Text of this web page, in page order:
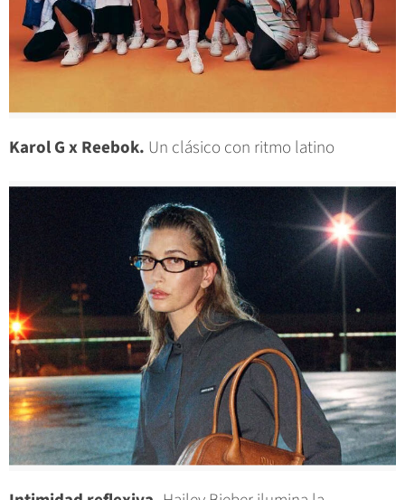
Karol G x Reebok. Un clásico con ritmo latino